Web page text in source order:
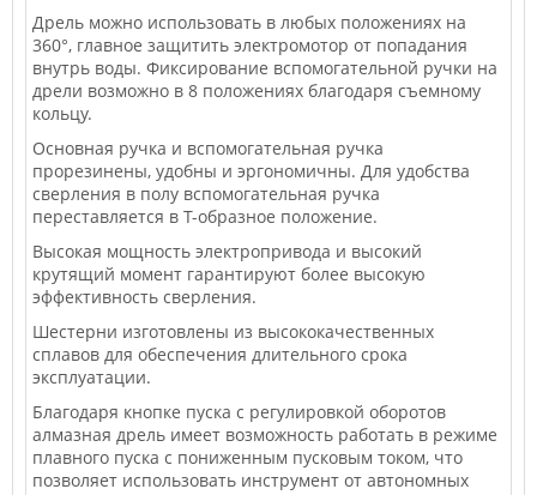
Дрель можно использовать в любых положениях на
360°, главное защитить электромотор от попадания
внутрь воды. Фиксирование вспомогательной ручки на
дрели возможно в 8 положениях благодаря съемному
кольцу.
Основная ручка и вспомогательная ручка
прорезинены, удобны и эргономичны. Для удобства
сверления в полу вспомогательная ручка
переставляется в Т-образное положение.
Высокая мощность электропривода и высокий
крутящий момент гарантируют более высокую
эффективность сверления.
Шестерни изготовлены из высококачественных
сплавов для обеспечения длительного срока
эксплуатации.
Благодаря кнопке пуска с регулировкой оборотов
алмазная дрель имеет возможность работать в режиме
плавного пуска с пониженным пусковым током, что
позволяет использовать инструмент от автономных